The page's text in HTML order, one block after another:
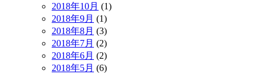
2018年10月 (1)
2018年9月 (1)
2018年8月 (3)
2018年7月 (2)
2018年6月 (2)
2018年5月 (6)